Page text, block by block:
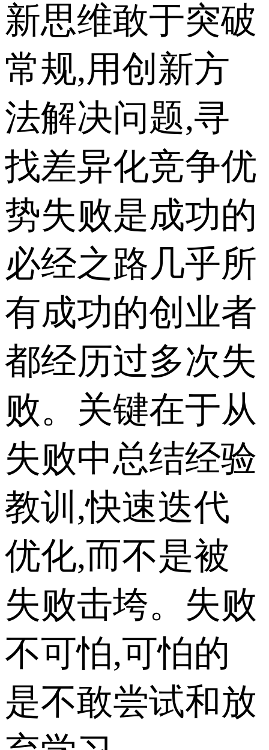
新思维敢于突破
常规,用创新方
法解决问题,寻
找差异化竞争优
势失败是成功的
必经之路几乎所
有成功的创业者
都经历过多次失
败。关键在于从
失败中总结经验
教训,快速迭代
优化,而不是被
失败击垮。失败
不可怕,可怕的
是不敢尝试和放